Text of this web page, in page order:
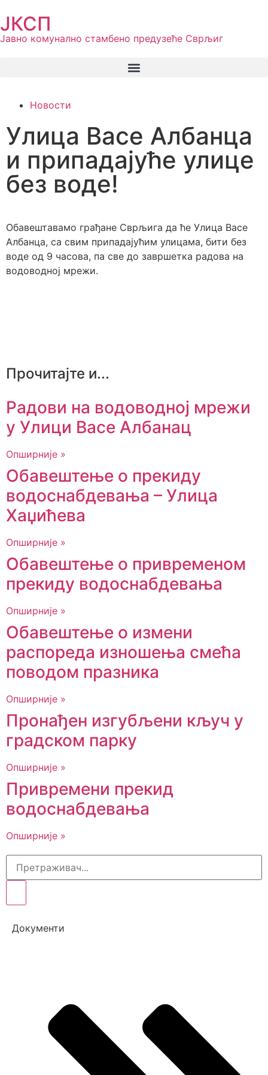
ЈКСП
Јавно комунално стамбено предузеће Сврљиг
Новости
Улица Васе Албанца
и припадајуће улице
без воде!
Обавештавамо грађане Сврљига да ће Улица Васе
Албанца, са свим припадајућим улицама, бити без
воде од 9 часова, па све до завршетка радова на
водоводној мрежи.
Прочитајте и...
Радови на водоводној мрежи
у Улици Васе Албанац
Опширније »
Обавештење о прекиду
водоснабдевања – Улица
Хаџићева
Опширније »
Обавештење о привременом
прекиду водоснабдевања
Опширније »
Обавештење о измени
распореда изношења смећа
поводом празника
Опширније »
Пронађен изгубљени кључ у
градском парку
Опширније »
Привремени прекид
водоснабдевања
Опширније »
Документи